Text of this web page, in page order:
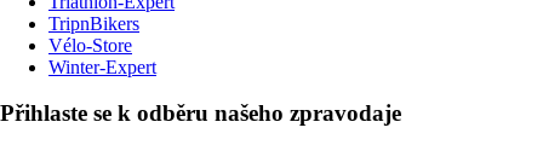
TripnBikers
Vélo-Store
Winter-Expert
Přihlaste se k odběru našeho zpravodaje